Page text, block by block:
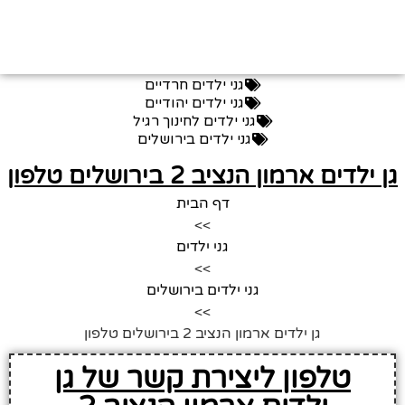
גני ילדים חרדיים
גני ילדים יהודיים
גני ילדים לחינוך רגיל
גני ילדים בירושלים
גן ילדים ארמון הנציב 2 בירושלים טלפון
דף הבית
>>
גני ילדים
>>
גני ילדים בירושלים
>>
גן ילדים ארמון הנציב 2 בירושלים טלפון
טלפון ליצירת קשר של גן